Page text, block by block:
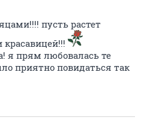
пусть растет
я прям любовалась те
приятно повидаться так